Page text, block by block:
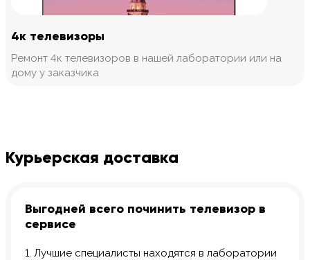
4к телевизоры
Ремонт 4к телевизоров в нашей лаборатории или на
дому у заказчика
Курьерская доставка
Выгодней всего починить телевизор в
сервисе
1. Лучшие специалисты находятся в лаборатории